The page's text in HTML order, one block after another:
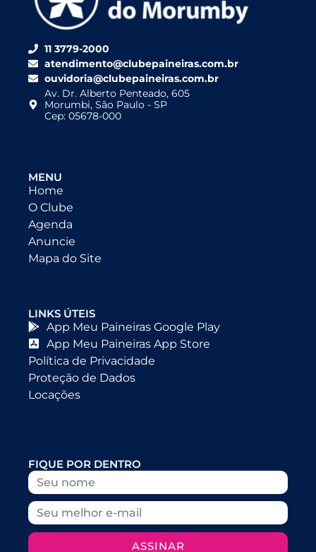
11 3779-2000
atendimento@clubepaineiras.com.br
ouvidoria@clubepaineiras.com.br
Av. Dr. Alberto Penteado, 605
Morumbi, São Paulo - SP
Cep: 05678-000
MENU
Home
O Clube
Agenda
Anuncie
Mapa do Site
LINKS ÚTEIS
App Meu Paineiras Google Play
App Meu Paineiras App Store
Política de Privacidade
Proteção de Dados
Locações
FIQUE POR DENTRO
ASSINAR